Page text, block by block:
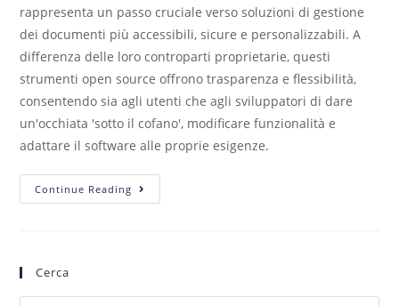
rappresenta un passo cruciale verso soluzioni di gestione
dei documenti più accessibili, sicure e personalizzabili. A
differenza delle loro controparti proprietarie, questi
strumenti open source offrono trasparenza e flessibilità,
consentendo sia agli utenti che agli sviluppatori di dare
un'occhiata 'sotto il cofano', modificare funzionalità e
adattare il software alle proprie esigenze.
Continue Reading
Cerca